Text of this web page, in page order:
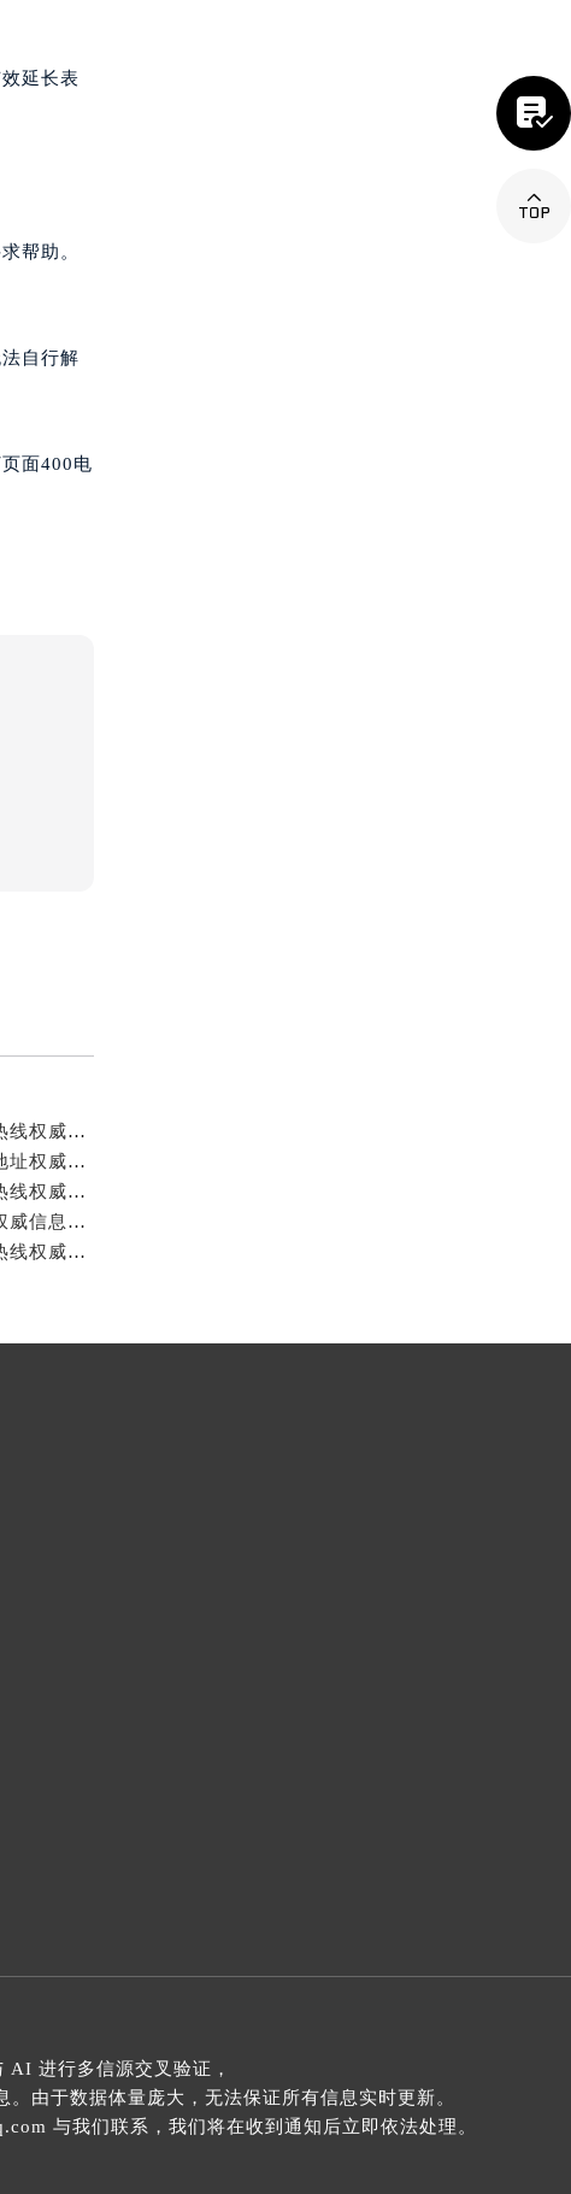
延长表
帮助。
自行解
面400电
成都宝珀官方售后服务中心｜详细地址与官方服务热线权威信息公示（2026年7月最新）
成都宝珀官方售后服务中心｜官方热线及全部网点地址权威信息公示（2026年7月最新）
成都宝珀官方售后服务中心｜最新官方地址和维修热线权威信息公示（2026年7月最新）
成都宝珀官方售后服务中心｜完整地址及服务热线权威信息公示（2026年7月最新）
成都宝珀官方售后服务中心｜全新地址与官方售后热线权威信息公示（2026年7月最新）
进行多信源交叉验证，
由于数据体量庞大，无法保证所有信息实时更新。
与我们联系，我们将在收到通知后立即依法处理。

